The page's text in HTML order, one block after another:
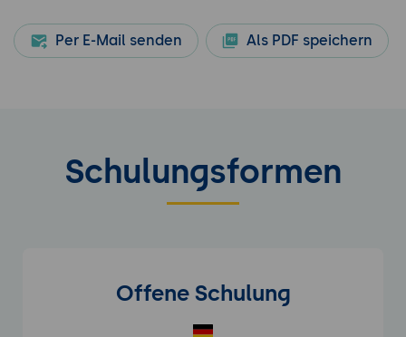
Per E-Mail senden Als PDF speichern
Schulungsformen
Offene Schulung